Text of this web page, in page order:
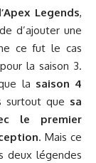
Legends,
d’ajouter une
ce fut le cas
la saison 3.
la saison 4
surtout que sa
le premier
. Mais ce
deux légendes